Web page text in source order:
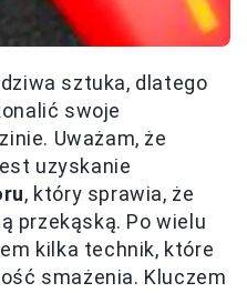
sztuka, dlatego
swoje
Uważam, że
uzyskanie
, który sprawia, że
przekąską. Po wielu
kilka technik, które
smażenia. Kluczem